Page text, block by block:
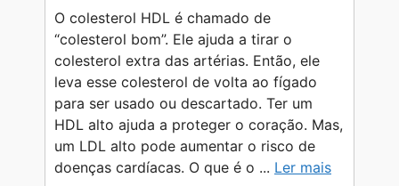
O colesterol HDL é chamado de
“colesterol bom”. Ele ajuda a tirar o
colesterol extra das artérias. Então, ele
leva esse colesterol de volta ao fígado
para ser usado ou descartado. Ter um
HDL alto ajuda a proteger o coração. Mas,
um LDL alto pode aumentar o risco de
doenças cardíacas. O que é o ... Ler mais